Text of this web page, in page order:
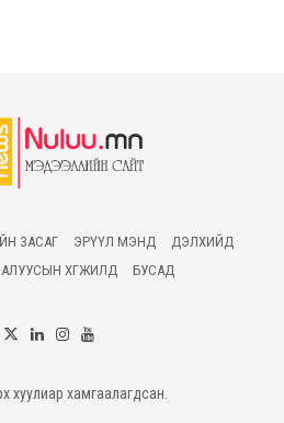
ЗАСАГ ЭРҮҮЛ МЭНД
ДЭЛХИЙД
ХӨГЖИЛД БУСАД
хуулиар хамгаалагдсан.